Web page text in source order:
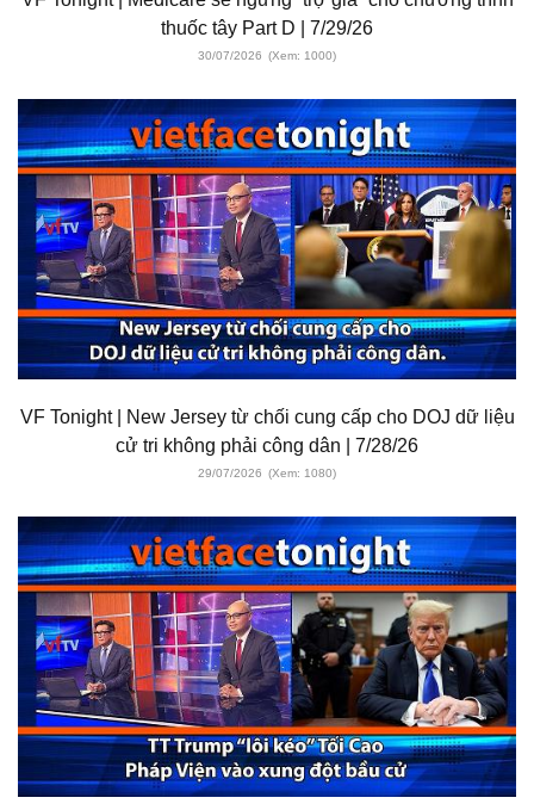
thuốc tây Part D | 7/29/26
30/07/2026 (Xem: 1000)
VF Tonight | New Jersey từ chối cung cấp cho DOJ dữ liệu
cử tri không phải công dân | 7/28/26
29/07/2026 (Xem: 1080)